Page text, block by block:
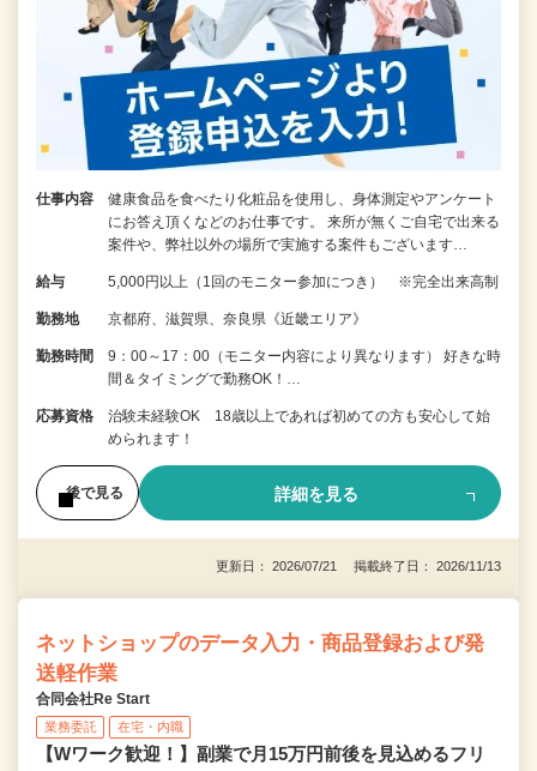
仕事内容
健康食品を食べたり化粧品を使用し、身体測定やアンケート
にお答え頂くなどのお仕事です。 来所が無くご自宅で出来る
案件や、弊社以外の場所で実施する案件もございます…
給与 5,000円以上（1回のモニター参加につき） ※完全出来高制
勤務地 京都府、滋賀県、奈良県《近畿エリア》
勤務時間
9：00～17：00（モニター内容により異なります） 好きな時
間＆タイミングで勤務OK！…
応募資格
治験未経験OK 18歳以上であれば初めての方も安心して始
められます！
後で見る 詳細を見る
更新日： 2026/07/21 掲載終了日： 2026/11/13
ネットショップのデータ入力・商品登録および発
送軽作業
合同会社Re Start
業務委託 在宅・内職
【Wワーク歓迎！】副業で月15万円前後を見込めるフリ